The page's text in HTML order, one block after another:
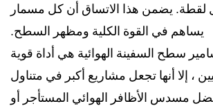
يضمن هذا الاتساق أن كل مسمار
يساهم في القوة الكلية ومظهر السطح.
سطح السفينة الهوائية هي أداة قوية
، إلا أنها تجعل مشاريع أكبر في متناول
مسدس الأظافر الهوائي المستأجر أو